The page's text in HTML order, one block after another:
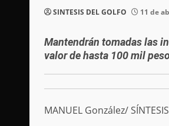
SINTESIS DEL GOLFO 11 de
Mantendrán tomadas las
valor de hasta 100 mil
MANUEL González/